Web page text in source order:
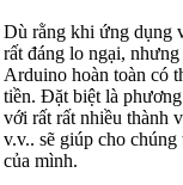
Dù rằng khi ứng dụng
rất đáng lo ngại,
Arduino hoàn toàn có
tiền. Đặt biệt là
với rất rất nhiều thành
v.v.. sẽ giúp cho
của mình.